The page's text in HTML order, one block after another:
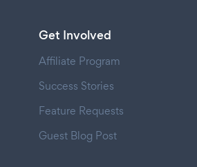
Get Involved
Affiliate Program
Success Stories
Feature Requests
Guest Blog Post